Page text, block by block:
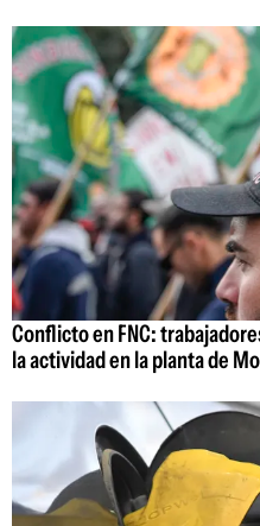
Conflicto en FNC:
la actividad en la planta de